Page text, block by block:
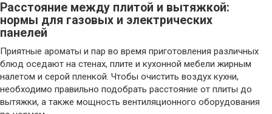
Расстояние между плитой и вытяжкой:
нормы для газовых и электрических
панелей
Приятные ароматы и пар во время приготовления различных
блюд оседают на стенах, плите и кухонной мебели жирным
налетом и серой пленкой. Чтобы очистить воздух кухни,
необходимо правильно подобрать расстояние от плиты до
вытяжки, а также мощность вентиляционного оборудования